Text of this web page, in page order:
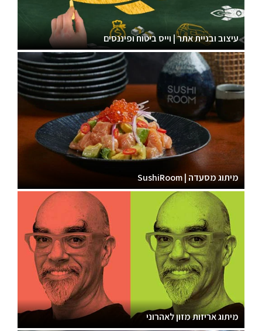
עיצוב ובניית אתר | וייס ביטוח ופיננסים
מיתוג מסעדה | SushiRoom
מיתוג אריזות מזון לאהרוני